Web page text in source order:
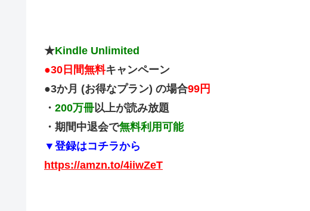
★Kindle Unlimited
●30日間無料キャンペーン
●3か月 (お得なプラン) の場合99円
・ 200万冊以上が読み放題
・期間中退会で無料利用可能
▼登録はコチラから
https://amzn.to/4iiwZeT